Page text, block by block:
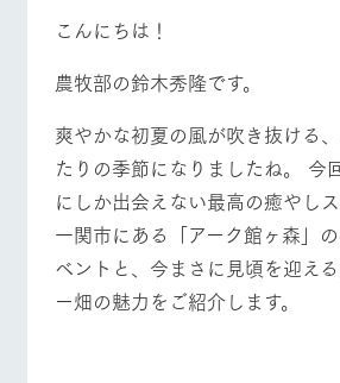
営業時
間・料金
交通アク
セス
よくいた
だく質問
花のある美しい
季節の移り変わ
りを存分に味わ
レストラ
ン
知り尽くした料
理人が腕を振
い、ビュッフェ
ショ
／お
物
丹精込め
た生産品を
め、牧場産
お問い合わせ・資料請求
生産品カタログ・資料DL
English (Google Translate)
ネットショップ
牧場トップ 今日の牧場
イベント/フェア レストラン/BBQ
こんにちは！
農牧部の鈴木秀隆です。
爽やかな初夏の風が吹き抜ける
たりの季節になりましたね。 今
にしか出会えない最高の癒やし
一関市にある「アーク館ヶ森」
ベントと、今まさに見頃を迎え
ー畑の魅力をご紹介します。